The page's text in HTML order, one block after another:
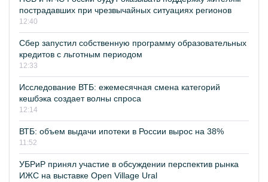
пострадавших при чрезвычайных ситуациях регионов
12:40
Сбер запустил собственную программу образовательных
кредитов с льготным периодом
12:33
Исследование ВТБ: ежемесячная смена категорий
кешбэка создает волны спроса
12:14
ВТБ: объем выдачи ипотеки в России вырос на 38%
11:52
УБРиР принял участие в обсуждении перспектив рынка
ИЖС на выставке Open Village Ural